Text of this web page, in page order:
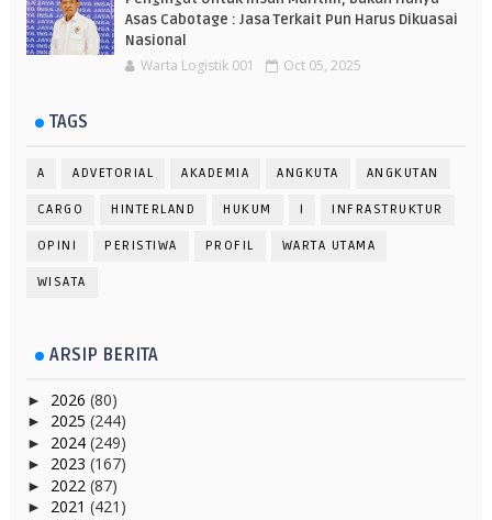
Asas Cabotage : Jasa Terkait Pun Harus Dikuasai
Nasional
Warta Logistik 001 Oct 05, 2025
TAGS
A ADVETORIAL AKADEMIA ANGKUTA ANGKUTAN
CARGO HINTERLAND HUKUM I INFRASTRUKTUR
OPINI PERISTIWA PROFIL WARTA UTAMA
WISATA
ARSIP BERITA
► 2026 (80)
► 2025 (244)
► 2024 (249)
► 2023 (167)
► 2022 (87)
► 2021 (421)